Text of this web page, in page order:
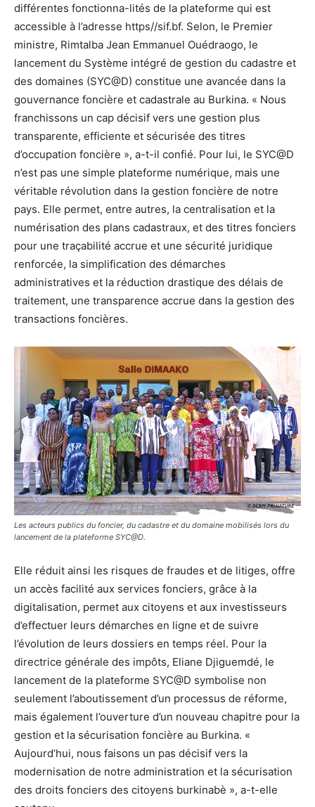
différentes fonctionna-lités de la plateforme qui est
accessible à l’adresse https//sif.bf. Selon, le Premier
ministre, Rimtalba Jean Emmanuel Ouédraogo, le
lancement du Système intégré de gestion du cadastre et
des domaines (SYC@D) constitue une avancée dans la
gouvernance foncière et cadastrale au Burkina. « Nous
franchissons un cap décisif vers une gestion plus
transparente, efficiente et sécurisée des titres
d’occupation foncière », a-t-il confié. Pour lui, le SYC@D
n’est pas une simple plateforme numérique, mais une
véritable révolution dans la gestion foncière de notre
pays. Elle permet, entre autres, la centralisation et la
numérisation des plans cadastraux, et des titres fonciers
pour une traçabilité accrue et une sécurité juridique
renforcée, la simplification des démarches
administratives et la réduction drastique des délais de
traitement, une transparence accrue dans la gestion des
transactions foncières.
Les acteurs publics du foncier, du cadastre et du domaine mobilisés lors du
lancement de la plateforme SYC@D.
Elle réduit ainsi les risques de fraudes et de litiges, offre
un accès facilité aux services fonciers, grâce à la
digitalisation, permet aux citoyens et aux investisseurs
d’effectuer leurs démarches en ligne et de suivre
l’évolution de leurs dossiers en temps réel. Pour la
directrice générale des impôts, Eliane Djiguemdé, le
lancement de la plateforme SYC@D symbolise non
seulement l’aboutissement d’un processus de réforme,
mais également l’ouverture d’un nouveau chapitre pour la
gestion et la sécurisation foncière au Burkina. «
Aujourd’hui, nous faisons un pas décisif vers la
modernisation de notre administration et la sécurisation
des droits fonciers des citoyens burkinabè », a-t-elle